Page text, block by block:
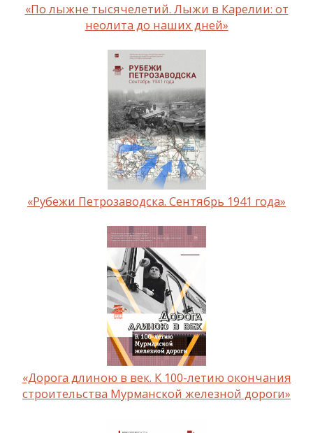
«По лыжне тысячелетий. Лыжи в Карелии: от
неолита до наших дней»
«Рубежи Петрозаводска. Сентябрь 1941 года»
«Дорога длиною в век. К 100-летию окончания
строительства Мурманской железной дороги»